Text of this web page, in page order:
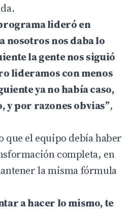
lideró en
nosotros nos daba lo
la gente nos siguió
lideramos con menos
ya no había caso,
y por razones obvias”,
que el equipo debía haber
completa, en
la misma fórmula
a hacer lo mismo, te